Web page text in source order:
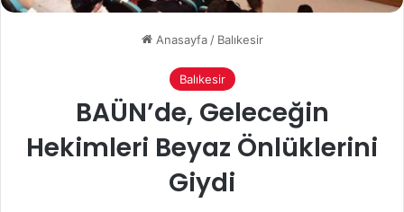
Anasayfa / Balıkesir
Balıkesir
BAÜN’de, Geleceğin
Hekimleri Beyaz Önlüklerini
Giydi